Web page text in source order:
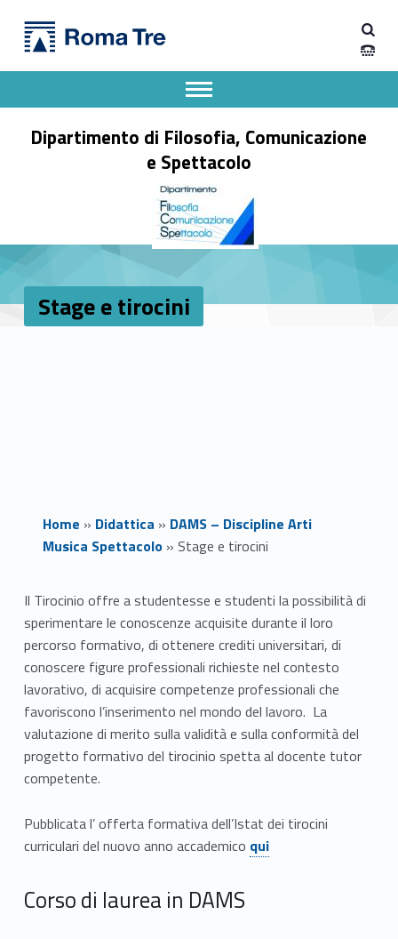
Stage e tirocini - Dipartimento di Filosofia, Comunicazione e Spettacolo
Dipartimento di Filosofia, Comunicazione
e Spettacolo
Apri il menu secondario
Header info sidebar
Stage e tirocini
Home » Didattica » DAMS – Discipline Arti
Musica Spettacolo» Stage e tirocini
S
t
a
g
e
e
t
i
r
Il Tirocinio offre a studentesse e studenti la possibilità di
sperimentare le conoscenze acquisite durante il loro
percorso formativo, di ottenere crediti universitari, di
conoscere figure professionali richieste nel contesto
lavorativo, di acquisire competenze professionali che
favoriscono l’inserimento nel mondo del lavoro. La
valutazione di merito sulla validità e sulla conformità del
progetto formativo del tirocinio spetta al docente tutor
competente.
Pubblicata l’ offerta formativa dell’Istat dei tirocini
curriculari del nuovo anno accademico qui
Corso di laurea in DAMS